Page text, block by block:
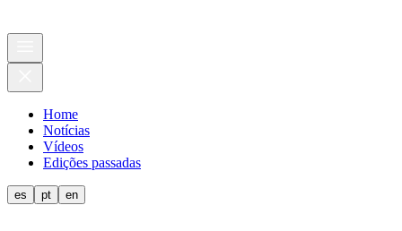
Home
Notícias
Vídeos
Edições passadas
es pt en